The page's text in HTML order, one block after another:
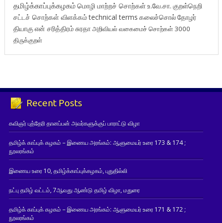
தமிழ்க்காப்புக்கழகம் மொழி மாற்றச் சொற்கள்உ.வே.சா. குறள்நெறி
சட்டச் சொற்கள் விளக்கம்technical terms கலைச்சொல்தோழர்
தியாகுஎன் சரித்திரம்சுரதாஅறிவியல் வகைமைச் சொற்கள் 3000
திருக்குறள்
Recent Posts
கவிஞர் புத்தேரி தானப்பன் அவர்களுக்குப் பாராட்டு விழா
தமிழ்க் காப்புக் கழகம் – இணைய அரங்கம்: ஆளுமையர் உரை 173 & 174 ;
நூலரங்கம்
இணைய உரை 10, தமிழ்க்காப்புக்கழகம், புதுதில்லி
நட்பு தமிழ் வட்டம், 7ஆவது ஆண்டு தமிழ் விழா, மதுரை
தமிழ்க் காப்புக் கழகம் – இணைய அரங்கம்: ஆளுமையர் உரை 171 & 172 ;
நூலரங்கம்